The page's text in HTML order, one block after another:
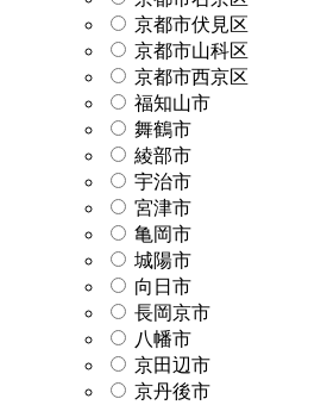
京都市伏見区
京都市山科区
京都市西京区
福知山市
舞鶴市
綾部市
宇治市
宮津市
亀岡市
城陽市
向日市
長岡京市
八幡市
京田辺市
京丹後市